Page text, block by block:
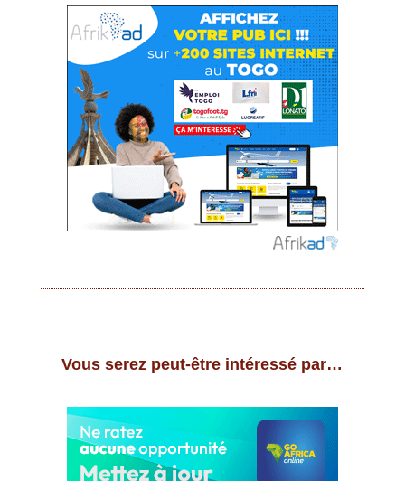
Vous serez peut-être intéressé par…